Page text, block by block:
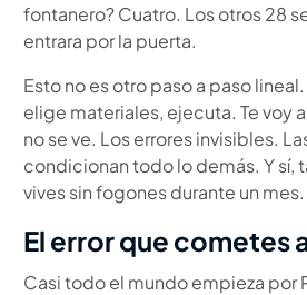
fontanero? Cuatro. Los otros 28
entrara por la puerta.
Esto no es otro paso a paso
elige materiales, ejecuta. Te voy
no se ve. Los errores invisibles.
condicionan todo lo demás. Y sí,
vives sin fogones durante un mes.
El error que cometes
Casi todo el mundo empieza por